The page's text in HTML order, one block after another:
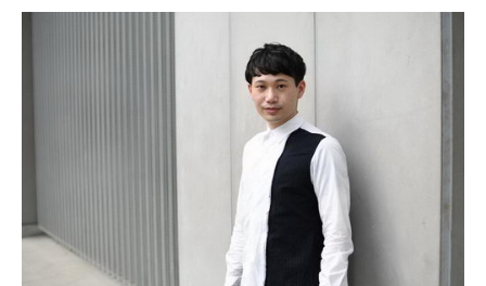
ちょっと気になるネットの話題